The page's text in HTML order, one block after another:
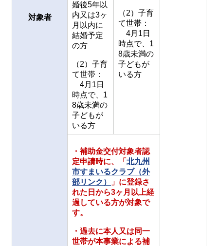
対象者
婚後5年以
内又は3ヶ
月以内に
結婚予定
の方
（2）子育
て世帯：
4月1日
時点で、1
8歳未満の
子どもが
いる方
（2）子育
て世帯：
4月1日
時点で、1
8歳未満の
子どもが
いる方
・補助金交付対象者認
定申請時に、「 北九州
市すまいるクラブ（外
部リンク）
」に登録さ
れた日から3ヶ月以上経
過している方が対象で
す。
・過去に本人又は同一
世帯が本事業による補